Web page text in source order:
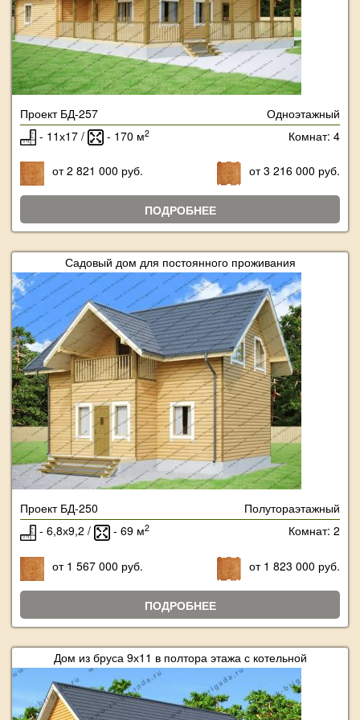
Проект БД-257
Одноэтажный
- 11х17 /
- 170 м2 Комнат: 4
от 2 821 000 руб. от 3 216 000 руб.
ПОДРОБНЕЕ
Садовый дом для постоянного проживания
Проект БД-250
Полутораэтажный
- 6,8х9,2 /
- 69 м2 Комнат: 2
от 1 567 000 руб. от 1 823 000 руб.
ПОДРОБНЕЕ
Дом из бруса 9х11 в полтора этажа с котельной